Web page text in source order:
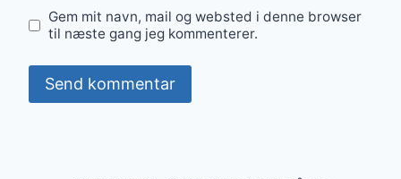
Gem mit navn, mail og websted i denne browser
til næste gang jeg kommenterer.